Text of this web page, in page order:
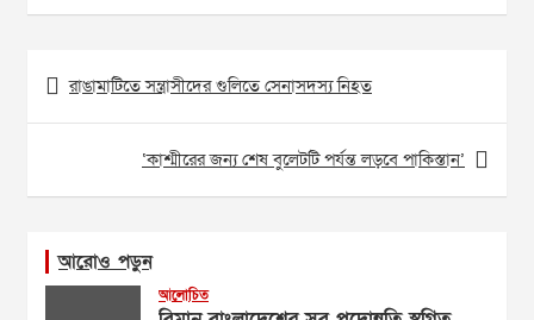
Post
navigation
রাঙামাটিতে সন্ত্রাসীদের গুলিতে সেনাসদস্য নিহত
‘কাশ্মীরের জন্য শেষ বুলেটটি পর্যন্ত লড়বে পাকিস্তান’
আরোও পড়ুন
আলোচিত